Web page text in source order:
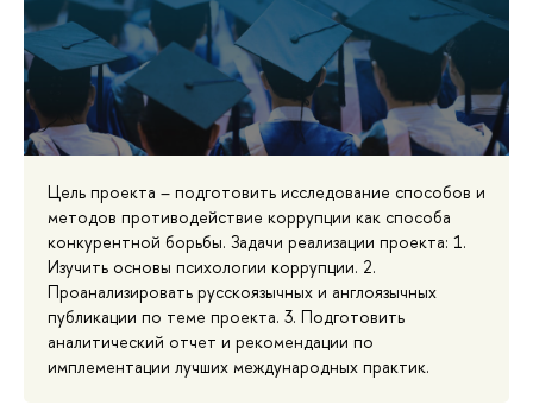
Цель проекта – подготовить исследование способов и
методов противодействие коррупции как способа
конкурентной борьбы. Задачи реализации проекта: 1.
Изучить основы психологии коррупции. 2.
Проанализировать русскоязычных и англоязычных
публикации по теме проекта. 3. Подготовить
аналитический отчет и рекомендации по
имплементации лучших международных практик.